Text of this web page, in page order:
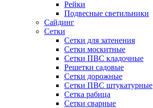
Рейки
Подвесные светильники
Сайдинг
Сетки
Сетки для затенения
Сетки москитные
Сетки ПВС кладочные
Решетки садовые
Сетки дорожные
Сетки ПВС штукатурные
Сетка рабица
Сетки сварные